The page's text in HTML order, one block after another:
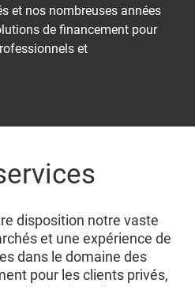
et nos nombreuses années
de financement pour
et
disposition notre vaste
et une expérience de
dans le domaine des
pour les clients privés,